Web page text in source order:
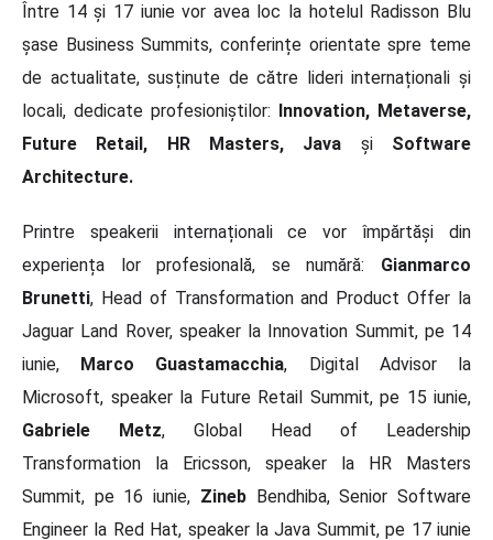
Între 14 și 17 iunie vor avea loc la hotelul Radisson Blu
șase Business Summits, conferințe orientate spre teme
de actualitate, susținute de către lideri internaționali și
locali, dedicate profesioniștilor: Innovation, Metaverse,
Future Retail, HR Masters, Java șiSoftware
Architecture.
Printre speakerii internaționali ce vor împărtăși din
experiența lor profesională, se numără: Gianmarco
Brunetti, Head of Transformation and Product Offer la
Jaguar Land Rover, speaker la Innovation Summit, pe 14
iunie, Marco Guastamacchia, Digital Advisor la
Microsoft, speaker la Future Retail Summit, pe 15 iunie,
Gabriele Metz, Global Head of Leadership
Transformation la Ericsson, speaker la HR Masters
Summit, pe 16 iunie, Zineb Bendhiba, Senior Software
Engineer la Red Hat, speaker la Java Summit, pe 17 iunie